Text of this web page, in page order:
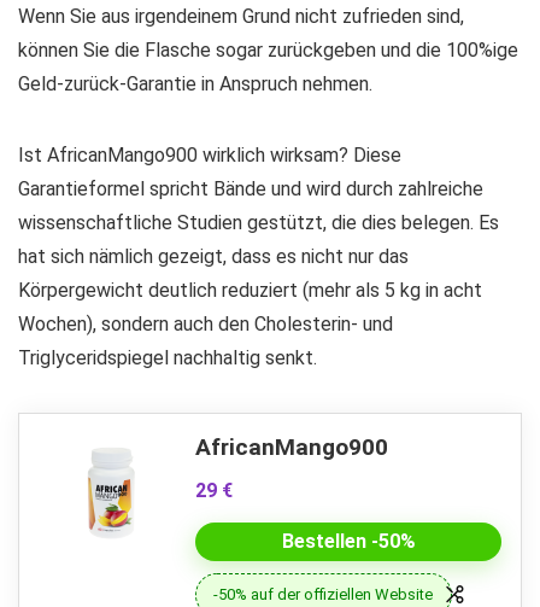
Wenn Sie aus irgendeinem Grund nicht zufrieden sind,
können Sie die Flasche sogar zurückgeben und die 100%ige
Geld-zurück-Garantie in Anspruch nehmen.
Ist AfricanMango900 wirklich wirksam? Diese
Garantieformel spricht Bände und wird durch zahlreiche
wissenschaftliche Studien gestützt, die dies belegen. Es
hat sich nämlich gezeigt, dass es nicht nur das
Körpergewicht deutlich reduziert (mehr als 5 kg in acht
Wochen), sondern auch den Cholesterin- und
Triglyceridspiegel nachhaltig senkt.
AfricanMango900
29 €
Bestellen -50%
-50% auf der offiziellen Website